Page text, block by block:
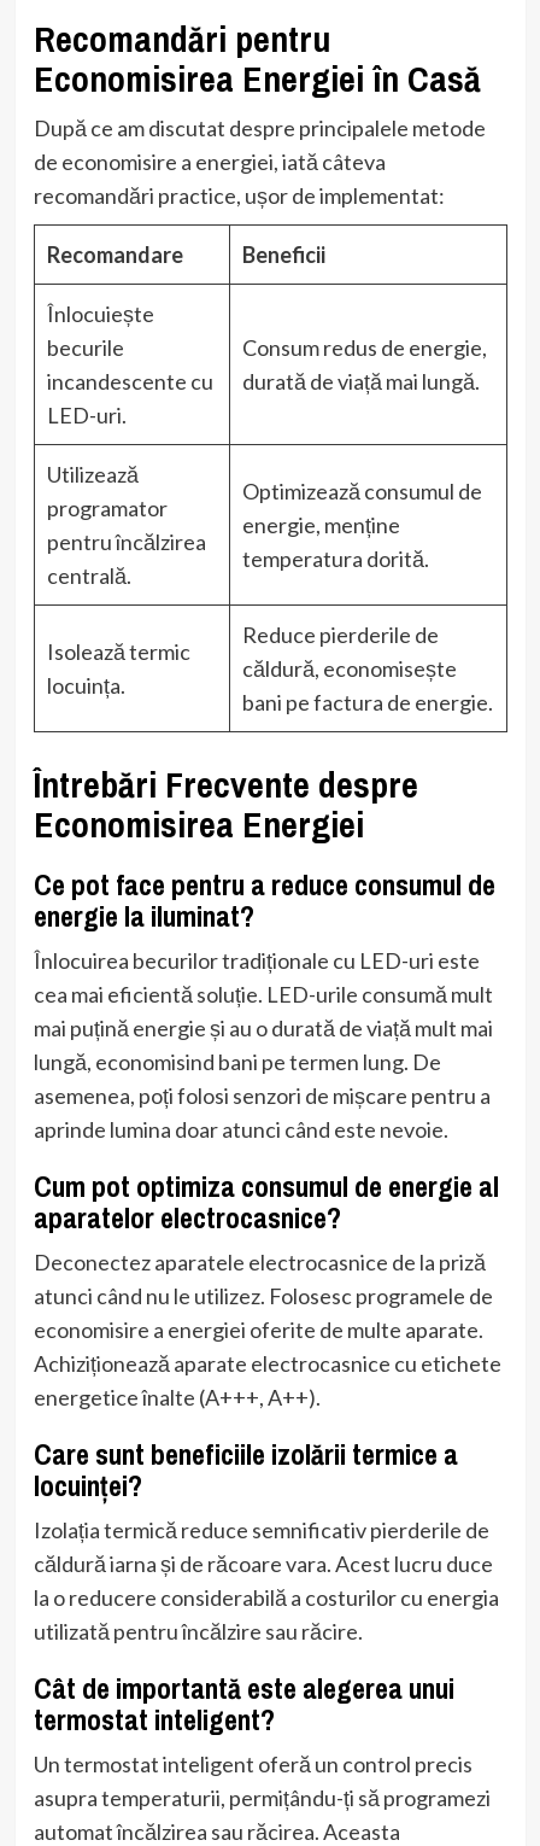
Recomandări pentru
Economisirea Energiei în Casă
După ce am discutat despre principalele metode
de economisire a energiei, iată câteva
recomandări practice, ușor de implementat:
Recomandare Beneficii
Înlocuiește
becurile
incandescente cu
LED-uri.
Consum redus de energie,
durată de viață mai lungă.
Utilizează
programator
pentru încălzirea
centrală.
Optimizează consumul de
energie, menține
temperatura dorită.
Isolează termic
locuința.
Reduce pierderile de
căldură, economisește
bani pe factura de energie.
Întrebări Frecvente despre
Economisirea Energiei
Ce pot face pentru a reduce consumul de
energie la iluminat?
Înlocuirea becurilor tradiționale cu LED-uri este
cea mai eficientă soluție. LED-urile consumă mult
mai puțină energie și au o durată de viață mult mai
lungă, economisind bani pe termen lung. De
asemenea, poți folosi senzori de mișcare pentru a
aprinde lumina doar atunci când este nevoie.
Cum pot optimiza consumul de energie al
aparatelor electrocasnice?
Deconectez aparatele electrocasnice de la priză
atunci când nu le utilizez. Folosesc programele de
economisire a energiei oferite de multe aparate.
Achiziționează aparate electrocasnice cu etichete
energetice înalte (A+++, A++).
Care sunt beneficiile izolării termice a
locuinței?
Izolația termică reduce semnificativ pierderile de
căldură iarna și de răcoare vara. Acest lucru duce
la o reducere considerabilă a costurilor cu energia
utilizată pentru încălzire sau răcire.
Cât de importantă este alegerea unui
termostat inteligent?
Un termostat inteligent oferă un control precis
asupra temperaturii, permițându-ți să programezi
automat încălzirea sau răcirea. Aceasta